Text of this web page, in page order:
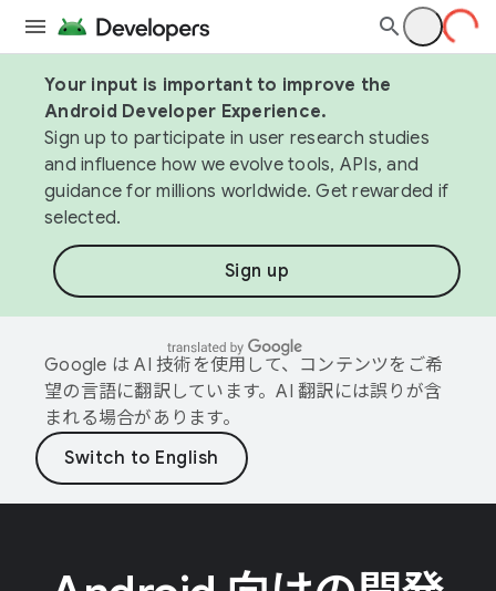
Your input is important to improve the
Android Developer Experience.
Sign up to participate in user research studies
and influence how we evolve tools, APIs, and
guidance for millions worldwide. Get rewarded if
selected.
Sign up
Google は AI 技術を使用して、コンテンツをご希
望の言語に翻訳しています。AI 翻訳には誤りが含
まれる場合があります。